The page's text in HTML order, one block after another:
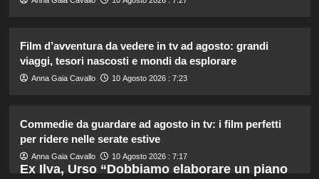
2
18 euro al giorno per partecipare al
programma
3
circondata da mamma Demi Moore e
le sorelle.
Film d’avventura da vedere in tv ad agosto: grandi
viaggi, tesori nascosti e mondi da esplorare
Anna Gaia Cavallo 10 Agosto 2026 : 7:23
Commedie da guardare ad agosto in tv: i film perfetti
per ridere nelle serate estive
Anna Gaia Cavallo 10 Agosto 2026 : 7:17
Ex Ilva, Urso “Dobbiamo elaborare un piano